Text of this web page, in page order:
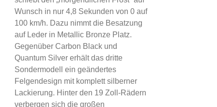
Wunsch in nur 4,8 Sekunden von 0 auf
100 km/h. Dazu nimmt die Besatzung
auf Leder in Metallic Bronze Platz.
Gegenüber Carbon Black und
Quantum Silver erhält das dritte
Sondermodell ein geändertes
Felgendesign mit komplett silberner
Lackierung. Hinter den 19 Zoll-Rädern
verbergen sich die großen